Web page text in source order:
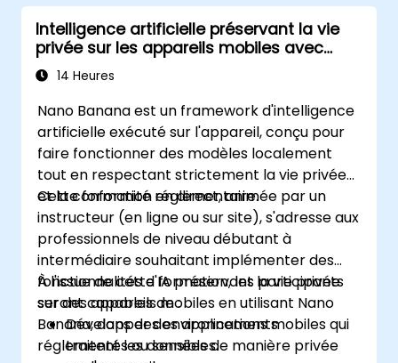
Intelligence artificielle préservant la vie
privée sur les appareils mobiles avec
Nano Banana
14 Heures
Nano Banana est un framework d'intelligence
artificielle exécuté sur l'appareil, conçu pour
faire fonctionner des modèles localement
tout en respectant strictement la vie privée
et la conformité réglementaire.
Cette formation en direct, animée par un
instructeur (en ligne ou sur site), s'adresse aux
professionnels de niveau débutant à
intermédiaire souhaitant implémenter des
fonctionnalités d'IA préservant la vie privée
sur des appareils mobiles en utilisant Nano
Banana, dans des environnements
réglementés ou sensibles.
À l'issue de cette formation, les participants
seront capables de :
Développer des applications mobiles qui
traitent les données de manière privée